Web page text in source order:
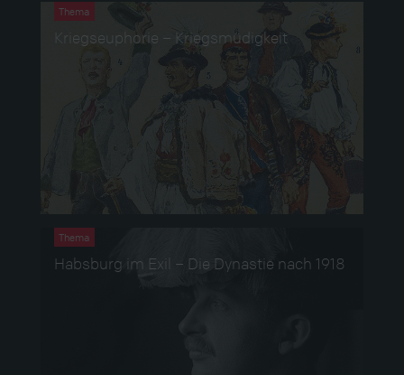
Thema
Kriegseuphorie – Kriegsmüdigkeit
Thema
Habsburg im Exil – Die Dynastie nach 1918